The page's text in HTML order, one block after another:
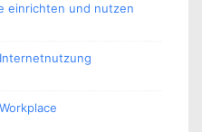
einrichten und nutzen